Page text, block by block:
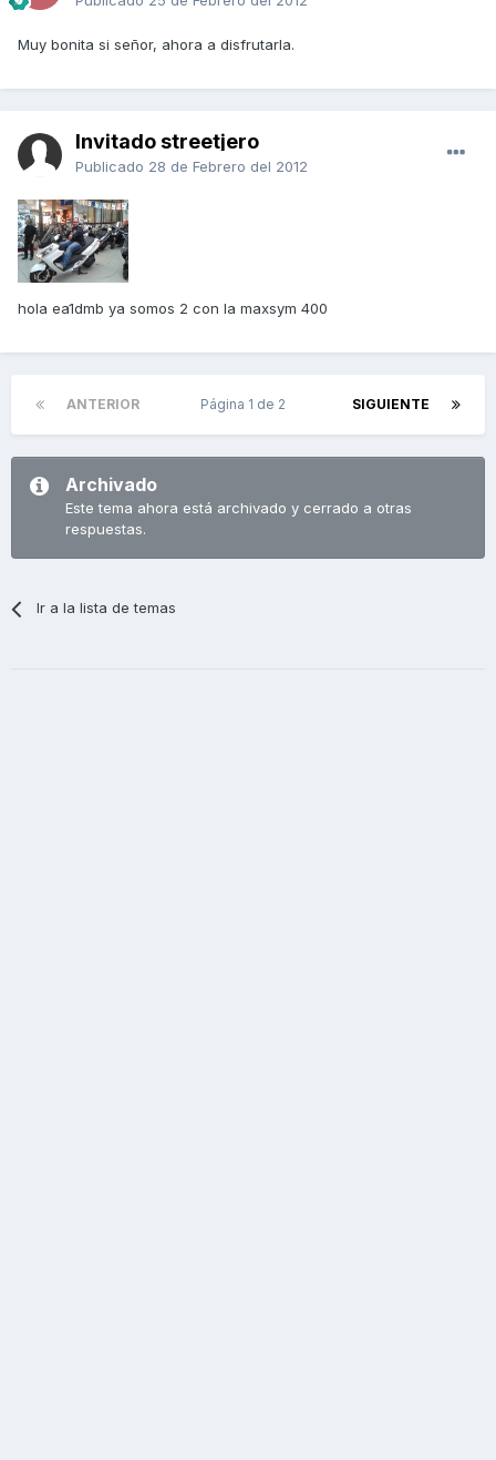
Muy bonita si señor, ahora a disfrutarla.
Invitado streetjero
Publicado 28 de Febrero del 2012
hola ea1dmb ya somos 2 con la maxsym 400
ANTERIOR SIGUIENTE
Página 1 de 2
Archivado
Este tema ahora está archivado y cerrado a otras
respuestas.
Ir a la lista de temas